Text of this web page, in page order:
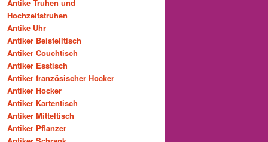
Antike Truhen und
Hochzeitstruhen
Antike Uhr
Antiker Beistelltisch
Antiker Couchtisch
Antiker Esstisch
Antiker französischer Hocker
Antiker Hocker
Antiker Kartentisch
Antiker Mitteltisch
Antiker Pflanzer